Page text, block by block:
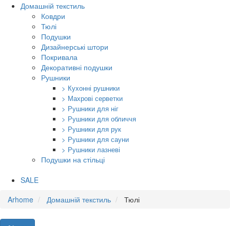
Домашній текстиль
Ковдри
Тюлі
Подушки
Дизайнерські штори
Покривала
Декоративні подушки
Рушники
> Кухонні рушники
> Махрові серветки
> Рушники для ніг
> Рушники для обличчя
> Рушники для рук
> Рушники для сауни
> Рушники лазневі
Подушки на стільці
SALE
Arhome
Домашній текстиль Тюлі